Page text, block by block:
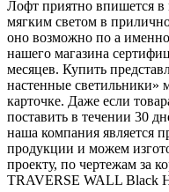
Лофт приятно впишется
мягким светом в
оно возможно по а
нашего магазина
месяцев. Купить
настенные светильники»
карточке. Даже если
поставить в течении 30
наша компания является
продукции и можем
проекту, по чертежам за
TRAVERSE WALL Black